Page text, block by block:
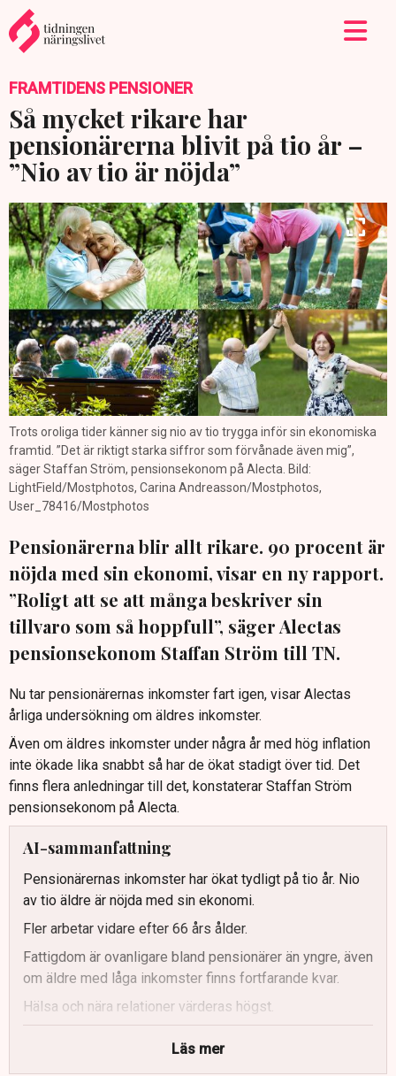
FRAMTIDENS PENSIONER
Så mycket rikare har
pensionärerna blivit på tio år –
”Nio av tio är nöjda”
Trots oroliga tider känner sig nio av tio trygga inför sin ekonomiska
framtid. ”Det är riktigt starka siffror som förvånade även mig”,
säger Staffan Ström, pensionsekonom på Alecta. Bild:
LightField/Mostphotos, Carina Andreasson/Mostphotos,
User_78416/Mostphotos
Pensionärerna blir allt rikare. 90 procent är
nöjda med sin ekonomi, visar en ny rapport.
”Roligt att se att många beskriver sin
tillvaro som så hoppfull”, säger Alectas
pensionsekonom Staffan Ström till TN.
Nu tar pensionärernas inkomster fart igen, visar Alectas
årliga undersökning om äldres inkomster.
Även om äldres inkomster under några år med hög inflation
inte ökade lika snabbt så har de ökat stadigt över tid. Det
finns flera anledningar till det, konstaterar Staffan Ström
pensionsekonom på Alecta.
AI-sammanfattning
Pensionärernas inkomster har ökat tydligt på tio år. Nio
av tio äldre är nöjda med sin ekonomi.
Fler arbetar vidare efter 66 års ålder.
Fattigdom är ovanligare bland pensionärer än yngre, även
om äldre med låga inkomster finns fortfarande kvar.
Hälsa och nära relationer värderas högst.
Läs mer